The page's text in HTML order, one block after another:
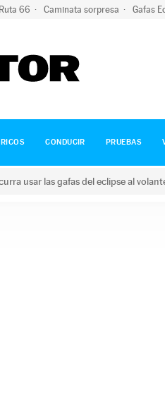
Ruta 66 Caminata sorpresa Gafas
CONDUCIR PRUEBAS
usar las gafas del eclipse al